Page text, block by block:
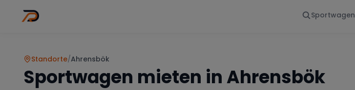
Sportwagen
Standorte/Ahrensbök
Sportwagen mieten inAhrensbök